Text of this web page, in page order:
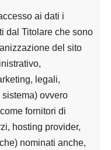
ai dati i
dal Titolare che sono
del sito
legali,
ovvero
fornitori di
hosting provider,
nominati anche,